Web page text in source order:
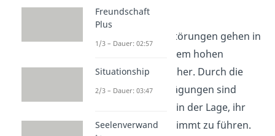
Leidensdruck
Persönlichkeitsstörungen gehen in
der Regel mit einem hohen
Leidensdruck einher. Durch die
extremen Ausprägungen sind
Betroffene nicht in der Lage, ihr
Leben selbstbestimmt zu führen.
Freundschaft
Plus
1/3 – Dauer: 02:57
Situationship
2/3 – Dauer: 03:47
Seelenverwand